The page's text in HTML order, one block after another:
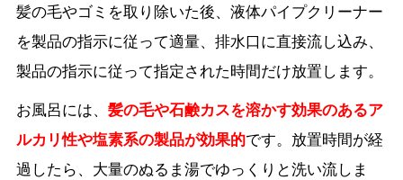
髪の毛やゴミを取り除いた後、液体パイプクリーナー
を製品の指示に従って適量、排水口に直接流し込み、
製品の指示に従って指定された時間だけ放置します。
お風呂には、 髪の毛や石鹸カスを溶かす効果のあるア
ルカリ性や塩素系の製品が効果的です。放置時間が経
過したら、大量のぬるま湯でゆっくりと洗い流しま